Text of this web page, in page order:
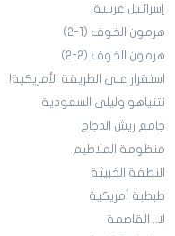
إسرائـيل عربـية!
هرمون الخوف (1-2)
هرمون الخوف (2-2)
استقرار على الطريقة الأمريكية!
نتنياهو وليلى السعودية
جامع ريش الدجاج
منظومة الملاطيم
النطفة الخبيثة
طبطبة أمريكية
لا.. القاصمة